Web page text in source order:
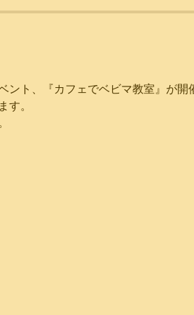
ト、『カフェでベビマ教室』が開
す。